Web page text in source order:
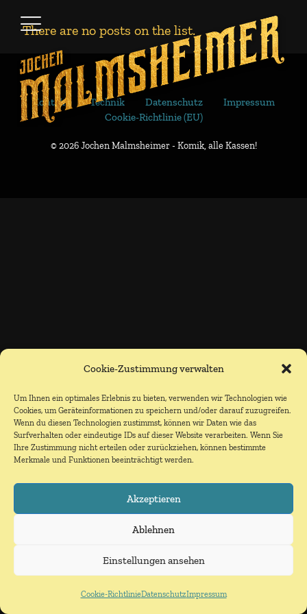
Cookie-Zustimmung verwalten
Um Ihnen ein optimales Erlebnis zu bieten, verwenden wir Technologien wie
Cookies, um Geräteinformationen zu speichern und/oder darauf zuzugreifen.
Wenn du diesen Technologien zustimmst, können wir Daten wie das
Surfverhalten oder eindeutige IDs auf dieser Website verarbeiten. Wenn Sie
Ihre Zustimmung nicht erteilen oder zurückziehen, können bestimmte
Merkmale und Funktionen beeinträchtigt werden.
Akzeptieren
Ablehnen
Einstellungen ansehen
Cookie-RichtlinieDatenschutzImpressum
There are no posts on the list.
Kontakt Technik Datenschutz
Impressum
Cookie-Richtlinie (EU)
© 2026 Jochen Malmsheimer - Komik, alle Kassen!